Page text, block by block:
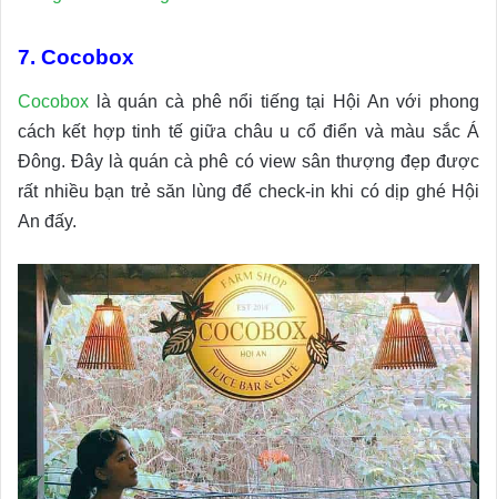
7. Cocobox
Cocobox là quán cà phê nổi tiếng tại Hội An với phong
cách kết hợp tinh tế giữa châu u cổ điển và màu sắc Á
Đông. Đây là quán cà phê có view sân thượng đẹp được
rất nhiều bạn trẻ săn lùng để check-in khi có dịp ghé Hội
An đấy.